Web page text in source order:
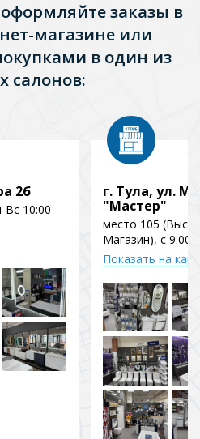
заказы в
магазине или
в один из
салонов:
2б
10:00–
г. Тула, ул.
"Мастер"
место 105
Магазин), с 9:00
Показать на